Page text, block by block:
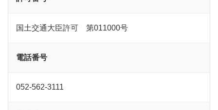
国土交通大臣許可 第011000号
電話番号
052-562-3111